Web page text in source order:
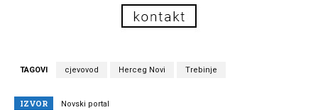
TAGOVI cjevovod Herceg Novi Trebinje
IZVOR Novski portal